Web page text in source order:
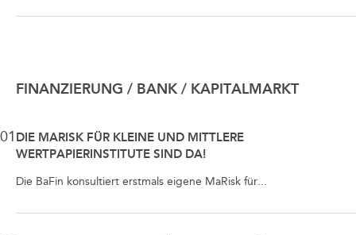
FINANZIERUNG / BANK / KAPITALMARKT
01 DIE MARISK FÜR KLEINE UND MITTLERE
WERTPAPIERINSTITUTE SIND DA!
Die BaFin konsultiert erstmals eigene MaRisk für...